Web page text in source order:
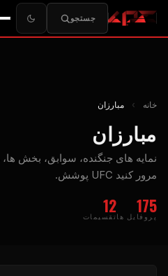
جستجو
خانه › مبارزان
مبارزان
نمایه های جنگنده، سوابق، بخش ها،
مرور کنید UFC پوشش.
175
پروفایل ها12
تقسیمات